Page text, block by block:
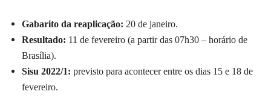
Gabarito da reaplicação: 20 de janeiro.
Resultado: 11 de fevereiro (a partir das 07h30 – horário de
Brasília).
Sisu 2022/1: previsto para acontecer entre os dias 15 e 18 de
fevereiro.